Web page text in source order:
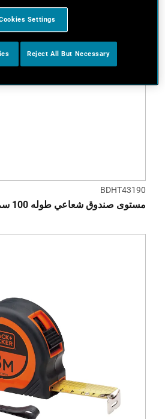
BDHT43190
مستوى صندوق شعاعي طوله 100 سم
Settings
Reject All But Necessary